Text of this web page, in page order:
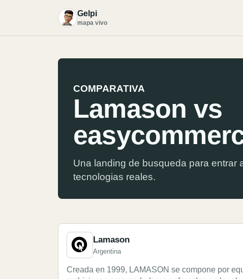
G Gelpi
mapa vivo
COMPARATIVA
Lamason vs
Una landing de busqueda para entrar
tecnologias reales.
Lamason
Argentina
Creada en 1999, LAMASON se compone por